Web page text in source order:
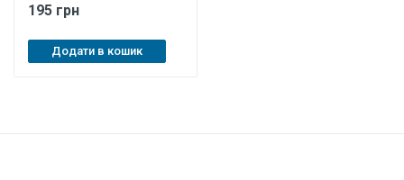
195 грн
Додати в кошик